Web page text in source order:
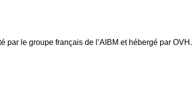
par le groupe français de l’AIBM et hébergé par OVH.